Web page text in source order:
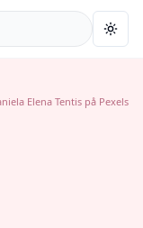
Elena Tentis på Pexels